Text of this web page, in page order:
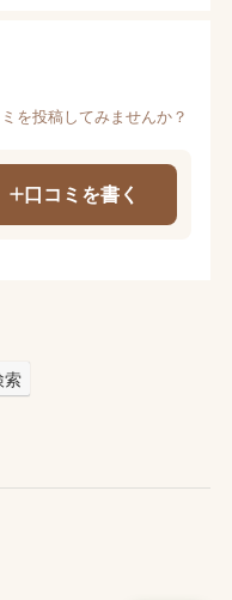
を投稿してみませんか？
口コミを書く
索